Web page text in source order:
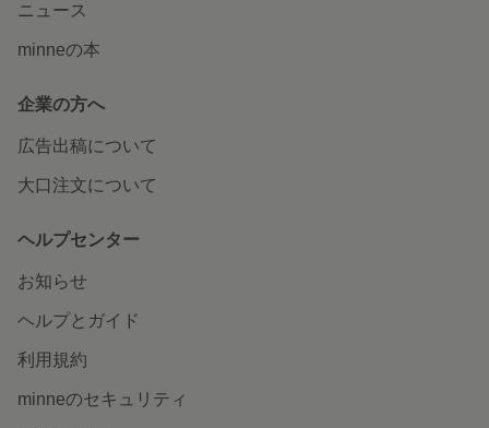
ニュース
minneの本
企業の方へ
広告出稿について
大口注文について
ヘルプセンター
お知らせ
ヘルプとガイド
利用規約
minneのセキュリティ